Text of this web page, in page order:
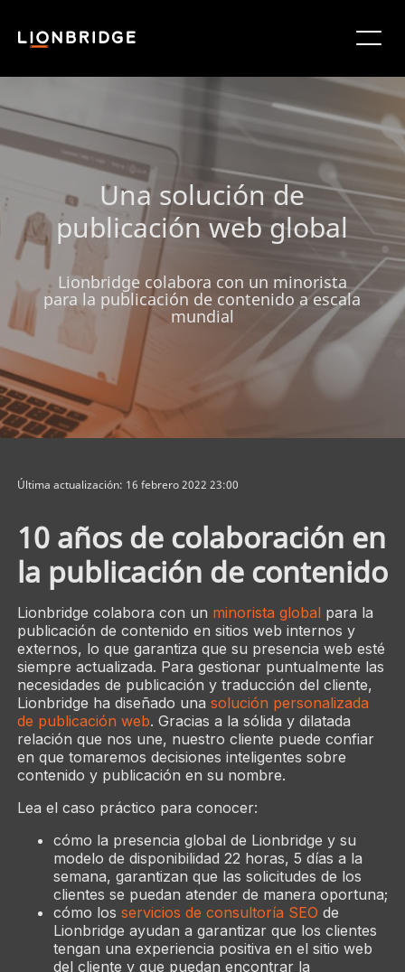
Una solución de
publicación web global
Lionbridge colabora con un minorista
para la publicación de contenido a escala
mundial
Última actualización: 16 febrero 2022 23:00
10 años de colaboración en
la publicación de contenido
Lionbridge colabora con un minorista global para la
publicación de contenido en sitios web internos y
externos, lo que garantiza que su presencia web esté
siempre actualizada. Para gestionar puntualmente las
necesidades de publicación y traducción del cliente,
Lionbridge ha diseñado una solución personalizada
de publicación web. Gracias a la sólida y dilatada
relación que nos une, nuestro cliente puede confiar
en que tomaremos decisiones inteligentes sobre
contenido y publicación en su nombre.
Lea el caso práctico para conocer:
cómo la presencia global de Lionbridge y su
modelo de disponibilidad 22 horas, 5 días a la
semana, garantizan que las solicitudes de los
clientes se puedan atender de manera oportuna;
cómo los servicios de consultoría SEO de
Lionbridge ayudan a garantizar que los clientes
tengan una experiencia positiva en el sitio web
del cliente y que puedan encontrar la